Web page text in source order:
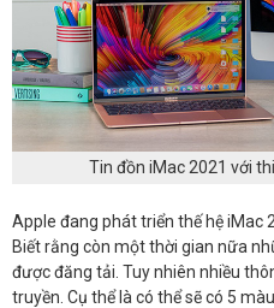
Tin đồn iMac 2021 với
Apple đang phát triển thế hệ iMac
Biết rằng còn một thời gian nữa
được đăng tải. Tuy nhiên nhiều
truyền. Cụ thể là có thể sẽ có 5